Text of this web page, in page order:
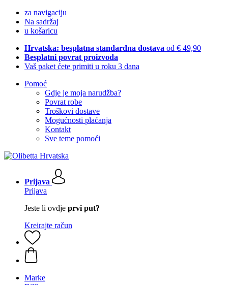
za navigaciju
Na sadržaj
u košaricu
Hrvatska: besplatna standardna dostava od € 49,90
Besplatni povrat proizvoda
Vaš paket ćete primiti u roku 3 dana
Pomoć
Gdje je moja narudžba?
Povrat robe
Troškovi dostave
Mogućnosti plaćanja
Kontakt
Sve teme pomoći
Prijava
Prijava
Jeste li ovdje prvi put?
Kreirajte račun
Marke